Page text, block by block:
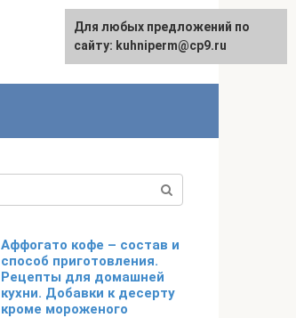
Аффогато кофе – состав и
способ приготовления.
Рецепты для домашней
кухни. Добавки к десерту
кроме мороженого
Для любых предложений по
сайту: kuhniperm@cp9.ru